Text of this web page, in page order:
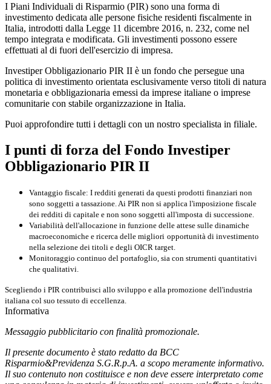
I Piani Individuali di Risparmio (PIR) sono una forma di
investimento dedicata alle persone fisiche residenti fiscalmente in
Italia, introdotti dalla Legge 11 dicembre 2016, n. 232, come nel
tempo integrata e modificata. Gli investimenti possono essere
effettuati al di fuori dell'esercizio di impresa.
Investiper Obbligazionario PIR II è un fondo che persegue una
politica di investimento orientata esclusivamente verso titoli di natura
monetaria e obbligazionaria emessi da imprese italiane o imprese
comunitarie con stabile organizzazione in Italia.
Puoi approfondire tutti i dettagli con un nostro specialista in filiale.
I punti di forza del Fondo Investiper
Obbligazionario PIR II
Vantaggio fiscale: I redditi generati da questi prodotti finanziari non
sono soggetti a tassazione . Ai PIR non si applica l'imposizione fiscale
dei redditi di capitale e non sono soggetti all'imposta di successione
Variabilità dell'allocazione in funzione delle attese sulle dinamiche
macroeconomiche e ricerca delle migliori opportunità di investimento
nella selezione dei titoli e degli OICR target.
Monitoraggio continuo del portafoglio, sia con strumenti quantitativi
che qualitativi.
Scegliendo i PIR contribuisci allo sviluppo e alla promozione dell'industria
italiana col suo tessuto di eccellenza.
Informativa
Messaggio pubblicitario con finalità promozionale.
Il presente documento è stato redatto da BCC
Risparmio&Previdenza S.G.R.p.A. a scopo meramente informativo.
Il suo contenuto non costituisce e non deve essere interpretato come